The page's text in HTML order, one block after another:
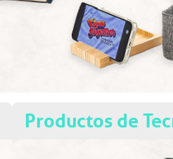
Productos de